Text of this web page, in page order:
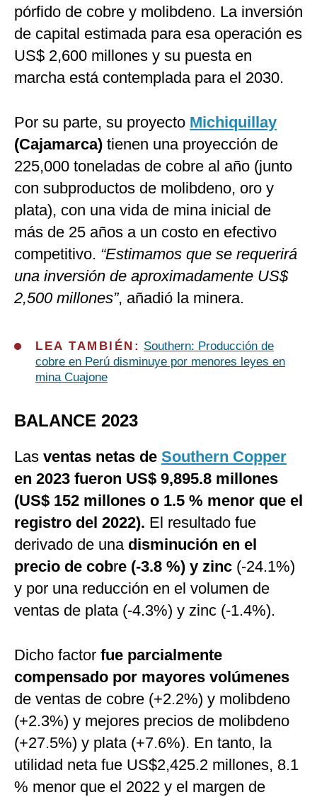
pórfido de cobre y molibdeno. La inversión
de capital estimada para esa operación es
US$ 2,600 millones y su puesta en
marcha está contemplada para el 2030.
Por su parte, su proyecto Michiquillay
(Cajamarca) tienen una proyección de
225,000 toneladas de cobre al año (junto
con subproductos de molibdeno, oro y
plata), con una vida de mina inicial de
más de 25 años a un costo en efectivo
competitivo. “Estimamos que se requerirá
una inversión de aproximadamente US$
2,500 millones”, añadió la minera.
LEA TAMBIÉN: Southern: Producción de
cobre en Perú disminuye por menores leyes en
mina Cuajone
BALANCE 2023
Las ventas netas de Southern Copper
en 2023 fueron US$ 9,895.8 millones
(US$ 152 millones o 1.5 % menor que el
registro del 2022). El resultado fue
derivado de una disminución en el
precio de cobre (-3.8 %) y zinc (-24.1%)
y por una reducción en el volumen de
ventas de plata (-4.3%) y zinc (-1.4%).
Dicho factor fue parcialmente
compensado por mayores volúmenes
de ventas de cobre (+2.2%) y molibdeno
(+2.3%) y mejores precios de molibdeno
(+27.5%) y plata (+7.6%). En tanto, la
utilidad neta fue US$2,425.2 millones, 8.1
% menor que el 2022 y el margen de